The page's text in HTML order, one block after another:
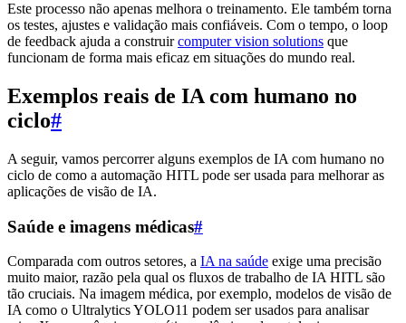
Este processo não apenas melhora o treinamento. Ele também torna
os testes, ajustes e validação mais confiáveis. Com o tempo, o loop
de feedback ajuda a construircomputer vision solutions que
funcionam de forma mais eficaz em situações do mundo real.
Exemplos reais de IA com humano no
ciclo#
A seguir, vamos percorrer alguns exemplos de IA com humano no
ciclo de como a automação HITL pode ser usada para melhorar as
aplicações de visão de IA.
Saúde e imagens médicas#
Comparada com outros setores, a IA na saúde exige uma precisão
muito maior, razão pela qual os fluxos de trabalho de IA HITL são
tão cruciais. Na imagem médica, por exemplo, modelos de visão de
IA como o Ultralytics YOLO11 podem ser usados para analisar